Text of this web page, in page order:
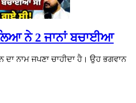
ਨੇ 2 ਜਾਨਾਂ ਬਚਾਈਆ
ਦਾ ਨਾਮ ਜਪਣਾ ਚਾਹੀਦਾ ਹੈ। ਉਹ ਭਗਵਾਨ